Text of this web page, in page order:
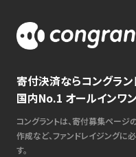
寄付決済ならコングラン
国内No.1 オールインワ
コングラントは、寄付募集ページ
作成など、ファンドレイジング
す。